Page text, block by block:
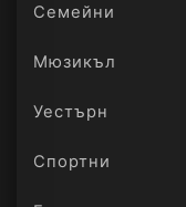
Семейни
Мюзикъл
Уестърн
Спортни